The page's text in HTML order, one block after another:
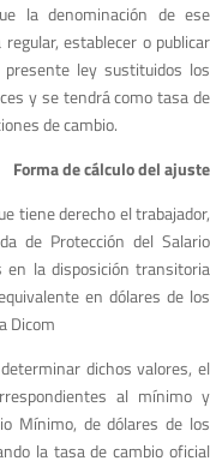
la denominación de ese
establecer o publicar
ley sustituidos los
y se tendrá como tasa de
de cambio.
Forma de cálculo del ajuste
tiene derecho el trabajador,
de Protección del Salario
en la disposición transitoria
en dólares de los
Dicom
dichos valores, el
al mínimo y
Mínimo, de dólares de los
la tasa de cambio oficial